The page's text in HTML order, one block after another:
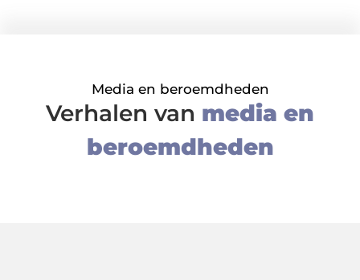
Media en beroemdheden
Verhalen van media en
beroemdheden